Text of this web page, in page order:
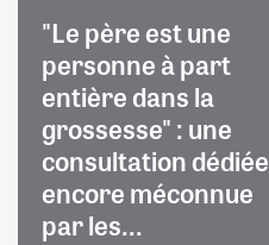
"Le père est une
personne à part
entière dans la
grossesse" : une
consultation dédiée
encore méconnue
par les...